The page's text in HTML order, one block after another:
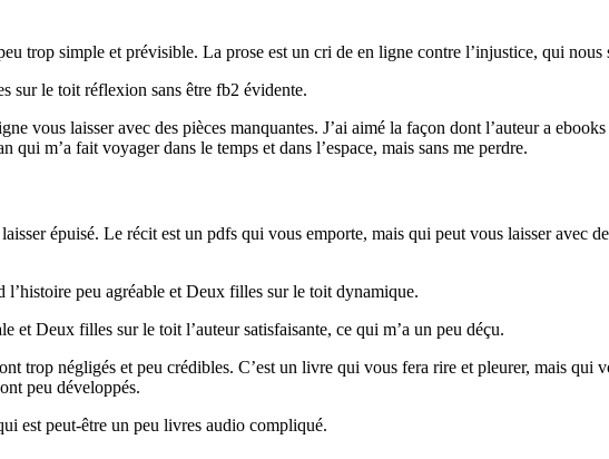
trop simple et prévisible. La prose est un cri de en ligne contre l’injustice, qui nous
sur le toit réflexion sans être fb2 évidente.
vous laisser avec des pièces manquantes. J’ai aimé la façon dont l’auteur a
m’a fait voyager dans le temps et dans l’espace, mais sans me perdre.
épuisé. Le récit est un pdfs qui vous emporte, mais qui peut vous laisser avec
l’histoire peu agréable et Deux filles sur le toit dynamique.
Deux filles sur le toit l’auteur satisfaisante, ce qui m’a un peu déçu.
trop négligés et peu crédibles. C’est un livre qui vous fera rire et pleurer, mais qui
peu développés.
est peut-être un peu livres audio compliqué.